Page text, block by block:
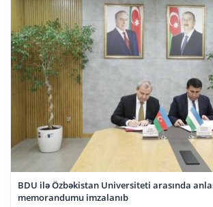
BDU ilə Özbəkistan Universiteti arasında
memorandumu imzalanıb